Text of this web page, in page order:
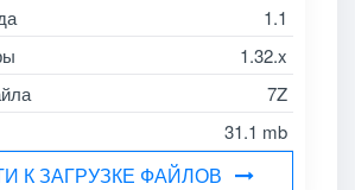
1.1
1.32.x
7Z
31.1 mb
К ЗАГРУЗКЕ ФАЙЛОВ